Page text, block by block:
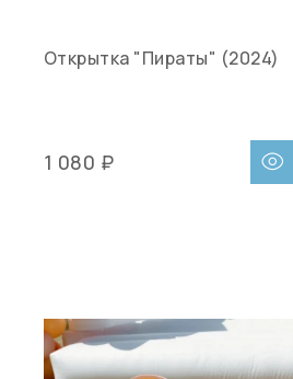
Открытка "Пираты" (2024)
1 080 ₽